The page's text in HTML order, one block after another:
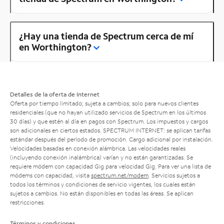
¿Hay una tienda de Spectrum cerca de mí
en Worthington?
Detalles de la oferta de Internet
Oferta por tiempo limitado; sujeta a cambios; solo para nuevos clientes
residenciales (que no hayan utilizado servicios de Spectrum en los últimos
30 días) y que estén al día en pagos con Spectrum. Los impuestos y cargos
son adicionales en ciertos estados. SPECTRUM INTERNET: se aplican tarifas
estándar después del período de promoción. Cargo adicional por instalación.
Velocidades basadas en conexión alámbrica. Las velocidades reales
(incluyendo conexión inalámbrica) varían y no están garantizadas. Se
requiere módem con capacidad Gig para velocidad Gig. Para ver una lista de
módems con capacidad, visita spectrum.net/modem . Servicios sujetos a
todos los términos y condiciones de servicio vigentes, los cuales están
sujetos a cambios. No están disponibles en todas las áreas. Se aplican
restricciones.